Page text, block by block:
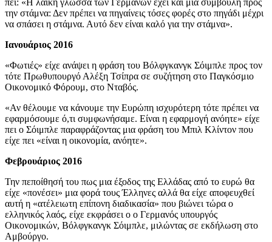
την στάμνα: Δεν πρέπει να πηγαίνεις τόσες φορές στο πηγάδι μέχρι
να σπάσει η στάμνα. Αυτό δεν είναι καλό για την στάμνα».
Ιανουάριος 2016
«Φωτιές» είχε ανάψει η φράση του Βόλφγκανγκ Σόιμπλε προς τον
τότε Πρωθυπουργό Αλέξη Τσίπρα σε συζήτηση στο Παγκόσμιο
Οικονομικό Φόρουμ, στο Νταβός.
«Αν θέλουμε να κάνουμε την Ευρώπη ισχυρότερη τότε πρέπει να
εφαρμόσουμε ό,τι συμφωνήσαμε. Είναι η εφαρμογή ανόητε» είχε
πει ο Σόιμπλε παραφράζοντας μια φράση του Μπιλ Κλίντον που
είχε πει «είναι η οικονομία, ανόητε».
Φεβρουάριος 2016
Την πεποίθησή του πως μια έξοδος της Ελλάδας από το ευρώ θα
είχε «πονέσει» μια φορά τους Έλληνες αλλά θα είχε αποφευχθεί
αυτή η «ατέλειωτη επίπονη διαδικασία» που βιώνει τώρα ο
ελληνικός λαός, είχε εκφράσει ο ο Γερμανός υπουργός
Οικονομικών, Βόλφγκανγκ Σόιμπλε, μιλώντας σε εκδήλωση στο
Αμβούργο.